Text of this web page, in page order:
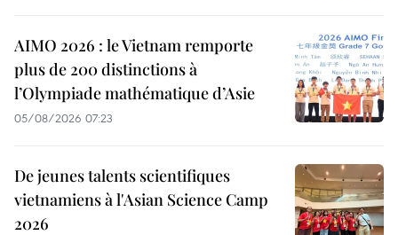
AIMO 2026 : le Vietnam remporte
plus de 200 distinctions à
l’Olympiade mathématique d’Asie
05/08/2026 07:23
De jeunes talents scientifiques
vietnamiens à l'Asian Science Camp
2026